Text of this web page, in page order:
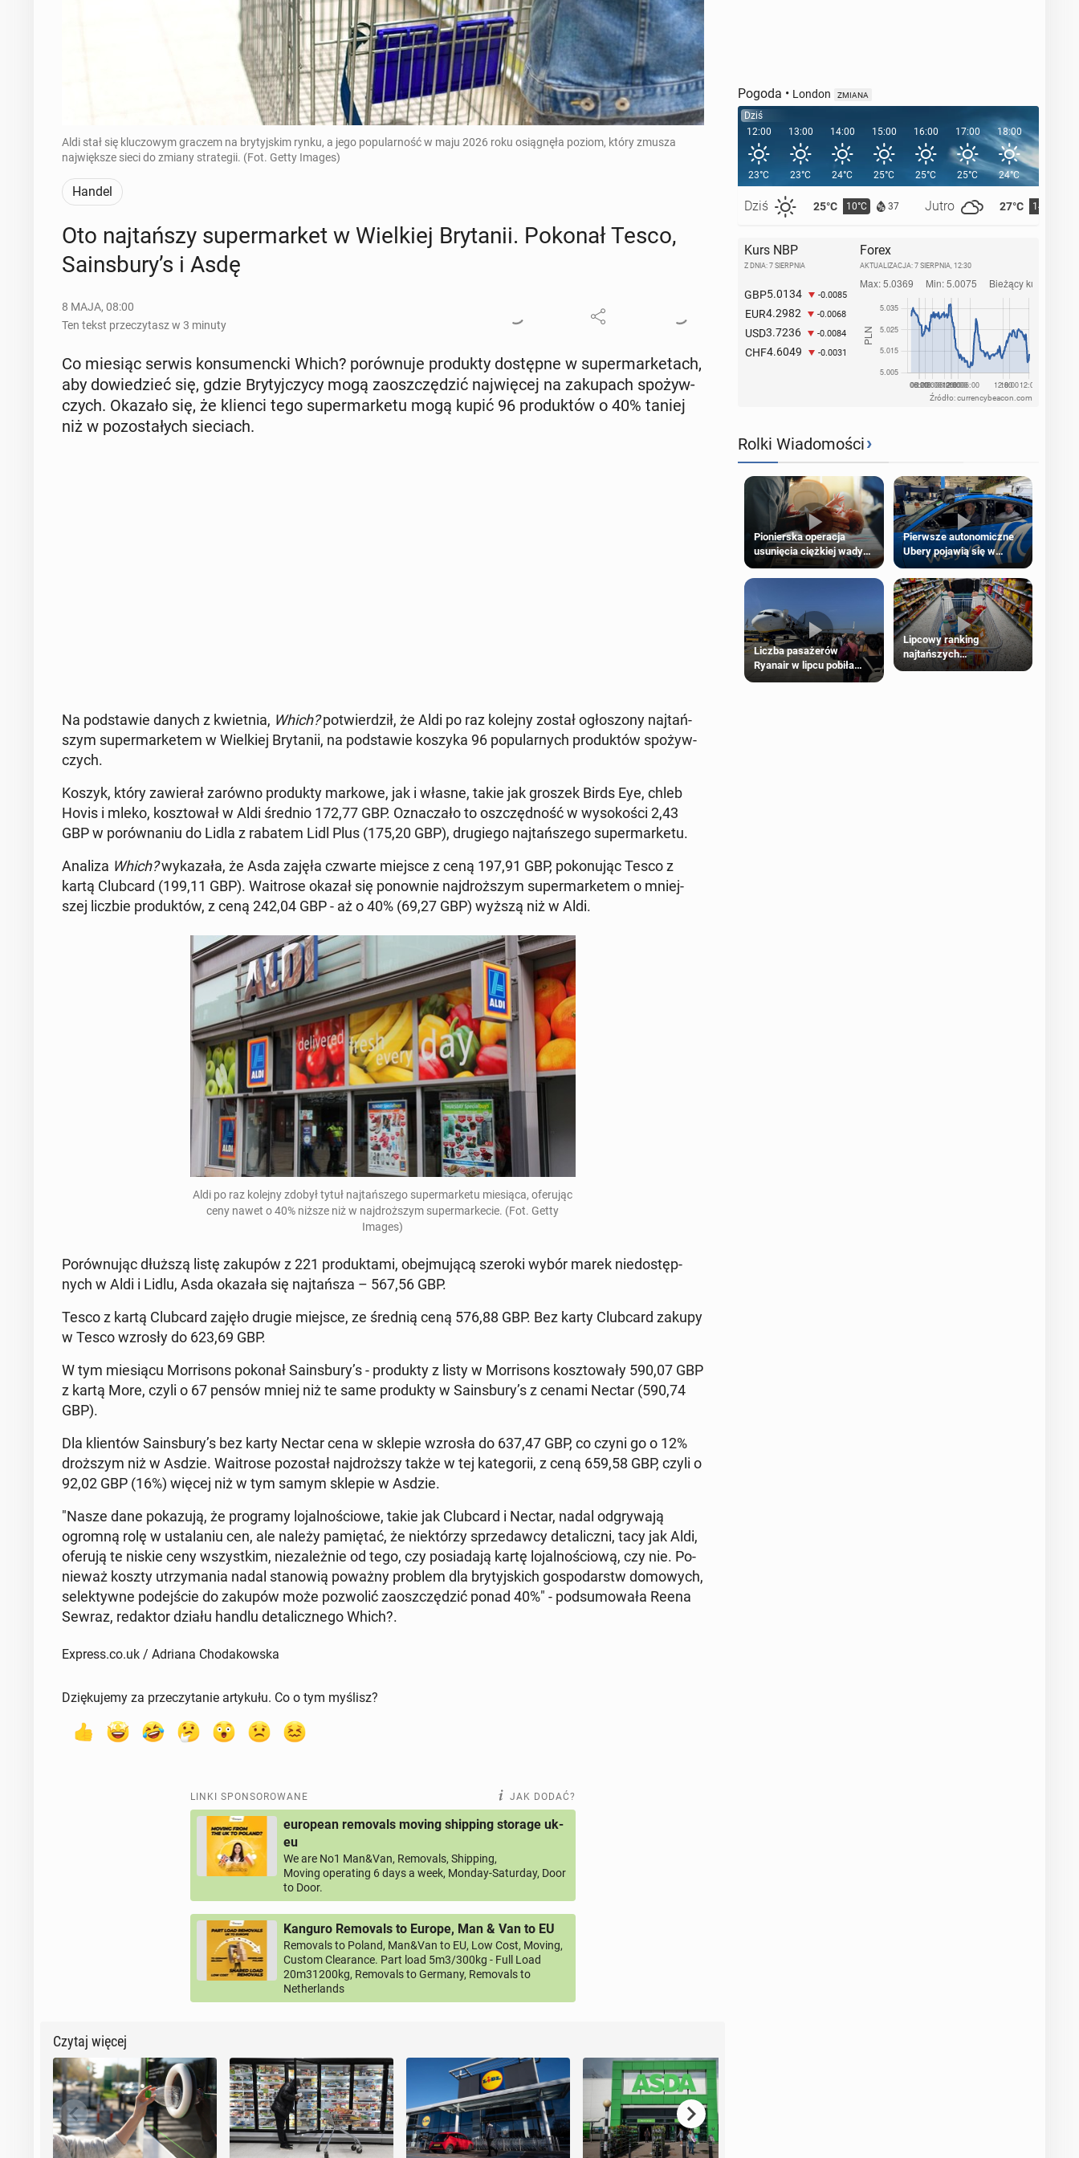
Aldi stał się kluczowym graczem na brytyjskim rynku, a jego popularność w maju 2026 roku osiągnęła poziom, który zmusza
największe sieci do zmiany strategii. (Fot. Getty Images)
Handel
Oto naj­tań­szy su­per­mar­ket w Wiel­kiej Bry­ta­nii. Pokonał Tesco,
Sa­ins­bu­ry’s i Asdę
8 MAJA, 08:00
Ten tekst przeczytasz w 3 minuty
Co miesiąc serwis kon­su­menc­ki Which? po­rów­nu­je pro­duk­ty do­stęp­ne w su­per­mar­ke­tach,
aby do­wie­dzieć się, gdzie Bry­tyj­czy­cy mogą za­osz­czę­dzić naj­wię­cej na za­ku­pach spo­żyw­
czych. Okazało się, że klienci tego su­per­mar­ke­tu mogą kupić 96 pro­duk­tów o 40% taniej
niż w po­zo­sta­łych sie­ciach.
Na pod­sta­wie danych z kwiet­nia, Which?po­twier­dził, że Aldi po raz kolejny został ogło­szo­ny naj­tań­
szym su­per­mar­ke­tem w Wiel­kiej Bry­ta­nii, na pod­sta­wie koszyka 96 po­pu­lar­nych pro­duk­tów spo­żyw­
czych.
Koszyk, który za­wie­rał zarówno pro­duk­ty markowe, jak i własne, takie jak groszek Birds Eye, chleb
Hovis i mleko, kosz­to­wał w Aldi średnio 172,77 GBP. Ozna­cza­ło to oszczęd­ność w wy­so­ko­ści 2,43
GBP w po­rów­na­niu do Lidla z rabatem Lidl Plus (175,20 GBP), dru­gie­go naj­tań­sze­go su­per­mar­ke­tu.
Analiza Which?wy­ka­za­ła, że ​​Asda zajęła czwarte miejsce z ceną 197,91 GBP, po­ko­nu­jąc Tesco z
kartą Club­card (199,11 GBP). Wa­itro­se okazał się po­now­nie naj­droż­szym su­per­mar­ke­tem o mniej­
szej liczbie pro­duk­tów, z ceną 242,04 GBP - aż o 40% (69,27 GBP) wyższą niż w Aldi.
Aldi po raz kolejny zdobył tytuł naj­tań­sze­go su­per­mar­ke­tu mie­sią­ca, ofe­ru­jąc
ceny nawet o 40% niższe niż w naj­droż­szym su­per­mar­ke­cie. (Fot. Getty
Images)
Po­rów­nu­jąc dłuższą listę zakupów z 221 pro­duk­ta­mi, obej­mu­ją­cą szeroki wybór marek nie­do­stęp­
nych w Aldi i Lidlu, Asda okazała się naj­tań­sza – 567,56 GBP.
Tesco z kartą Club­card zajęło drugie miejsce, ze średnią ceną 576,88 GBP. Bez karty Club­card zakupy
w Tesco wzrosły do ​​623,69 GBP.
W tym mie­sią­cu Mor­ri­sons pokonał Sa­ins­bu­ry’s - pro­duk­ty z listy w Mor­ri­sons kosz­to­wa­ły 590,07 GBP
z kartą More, czyli o 67 pensów mniej niż te same pro­duk­ty w Sa­ins­bu­ry’s z cenami Nectar (590,74
GBP).
Dla klien­tów Sa­ins­bu­ry’s bez karty Nectar cena w sklepie wzrosła do 637,47 GBP, co czyni go o 12%
droż­szym niż w Asdzie. Wa­itro­se po­zo­stał naj­droż­szy także w tej ka­te­go­rii, z ceną 659,58 GBP, czyli o
92,02 GBP (16%) więcej niż w tym samym sklepie w Asdzie.
"Nasze dane po­ka­zu­ją, że pro­gra­my lo­jal­no­ścio­we, takie jak Club­card i Nectar, nadal od­gry­wa­ją
ogromną rolę w usta­la­niu cen, ale należy pa­mię­tać, że nie­któ­rzy sprze­daw­cy de­ta­licz­ni, tacy jak Aldi,
oferują te niskie ceny wszyst­kim, nie­za­leż­nie od tego, czy po­sia­da­ją kartę lo­jal­no­ścio­wą, czy nie. Po­
nie­waż koszty utrzy­ma­nia nadal sta­no­wią poważny problem dla bry­tyj­skich go­spo­darstw do­mo­wych,
se­lek­tyw­ne po­dej­ście do zakupów może po­zwo­lić za­osz­czę­dzić ponad 40%" - pod­su­mo­wa­ła Reena
Sewraz, re­dak­tor działu handlu de­ta­licz­ne­go Which?.
Express.co.uk / Adriana Chodakowska
Dziękujemy za przeczytanie artykułu. Co o tym myślisz?
LINKI SPONSOROWANE JAK DODAĆ?
european removals moving shipping storage uk-
eu
We are No1 Man&Van, Removals, Shipping,
Moving operating 6 days a week, Monday-Saturday, Door
to Door.
Kanguro Removals to Europe, Man & Van to EU
Removals to Poland, Man&Van to EU, Low Cost, Moving,
Custom Clearance. Part load 5m3/300kg - Full Load
20m31200kg, Removals to Germany, Removals to
Netherlands
Czytaj więcej
Pogoda • London ZMIANA
Dziś
12:00
23°C
Dziś 25°C 10°C 37 Jutro 27°C 14°C
13:00
23°C
14:00
24°C
15:00
25°C
16:00
25°C
17:00
25°C
18:00
24°C
19:00
Kurs NBP
Z DNIA: 7 SIERPNIA
GBP5.0134 -0.0085
EUR4.2982 -0.0068
USD3.7236 -0.0084
CHF4.6049 -0.0031
Forex
AKTUALIZACJA: 7 SIERPNIA, 12:30
Źródło: currencybeacon.com
Rolki Wiadomości›
Pionierska operacja
usunięcia ciężkiej wady
wrodzonej płodu w łonie
matki
Pierwsze autonomiczne
Ubery pojawią się w
Londynie jeszcze tego
lata
Liczba pasażerów
Ryanair w lipcu pobiła
rekord
Lipcowy ranking
najtańszych
supermarketów